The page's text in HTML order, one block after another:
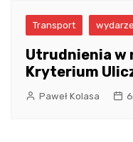
Transport
Utrudnienia w
Kryterium
Paweł Kolasa